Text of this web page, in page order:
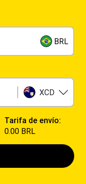
BRL
XCD
Tarifa de envío:
0.00 BRL